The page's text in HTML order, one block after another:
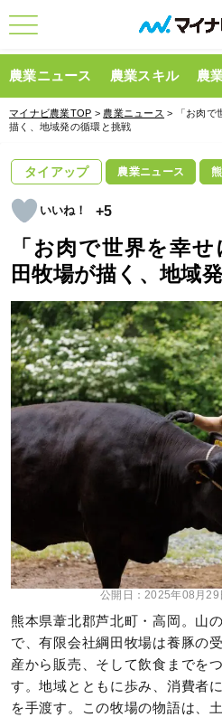
農業ニュース 農業スキル 農
マイナビ農業TOP > 農業ニュース > 「お肉で
描く、地域発の循環と挑戦
タイアップ 農業ニュース
+5
「お肉で世界を幸
田牧場が描く、地域
公開日：2025年08月29
熊本県葦北郡芦北町・高岡。山
で、有限会社綱田牧場は養豚の
産から販売、そして飲食までを
す。地域とともに歩み、消費者
を手渡す。この牧場の物語は、